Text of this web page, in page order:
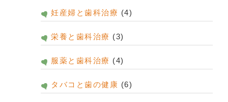
妊産婦と歯科治療 (4)
栄養と歯科治療 (3)
服薬と歯科治療 (4)
タバコと歯の健康 (6)